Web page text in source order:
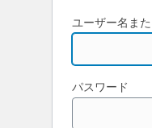
ユーザー名ま
パスワード